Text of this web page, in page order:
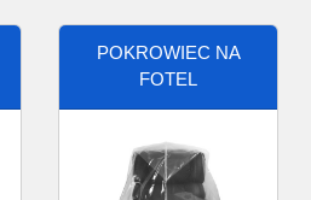
POKROWIEC NA
FOTEL